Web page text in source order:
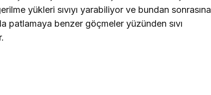
yükleri sıvıyı yarabiliyor ve bundan sonrasına
patlamaya benzer göçmeler yüzünden sıvı